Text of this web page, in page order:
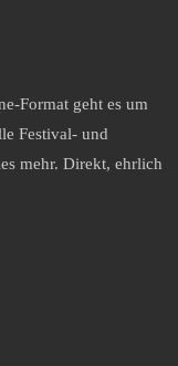
Format geht es um
Festival- und
mehr. Direkt, ehrlich